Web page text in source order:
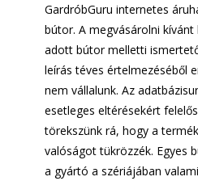
GardróbGuru internetes
bútor. A megvásárolni
adott bútor melletti
leírás téves értelmezéséből
nem vállalunk. Az
esetleges eltérésekért
törekszünk rá, hogy a
valóságot tükrözzék. Egyes
a gyártó a szériájában